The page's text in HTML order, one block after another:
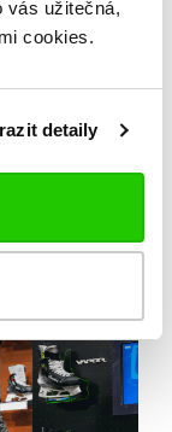
vás užitečná,
cookies.
detaily